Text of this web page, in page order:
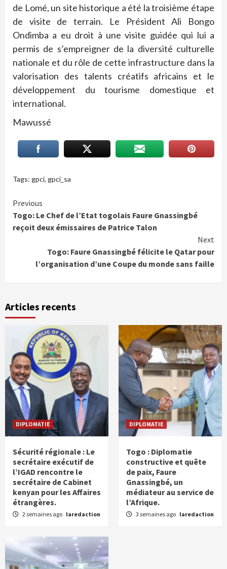
de Lomé, un site historique a été la troisième étape
de visite de terrain. Le Président Ali Bongo
Ondimba a eu droit à une visite guidée qui lui a
permis de s’empreigner de la diversité culturelle
nationale et du rôle de cette infrastructure dans la
valorisation des talents créatifs africains et le
développement du tourisme domestique et
international.
Mawussé
Tags: gpci, gpci_sa
Continue
Reading
Previous
Togo: Le Chef de l’Etat togolais Faure Gnassingbé
reçoit deux émissaires de Patrice Talon
Next
Togo: Faure Gnassingbé félicite le Qatar pour
l’organisation d’une Coupe du monde sans faille
Articles recents
DIPLOMATIE
Sécurité régionale : Le
secrétaire exécutif de
l’IGAD rencontre le
secrétaire de Cabinet
kenyan pour les Affaires
étrangères.
2 semaines ago laredaction
DIPLOMATIE
Togo : Diplomatie
constructive et quête
de paix, Faure
Gnassingbé, un
médiateur au service de
l’Afrique.
3 semaines ago laredaction